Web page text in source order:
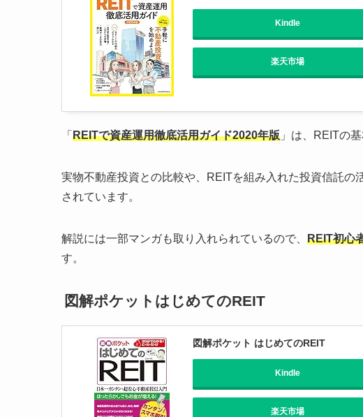
Kindle
楽天市場
「 REITで資産運用徹底活用ガイド2020年版 」は、REITの
実物不動産投資との比較や、REITを組み入れた投資信託
されています。
解説には一部マンガも取り入れられているので、 REIT初心
す。
図解ポケットはじめてのREIT
図解ポケット はじめてのREIT
Kindle
楽天市場